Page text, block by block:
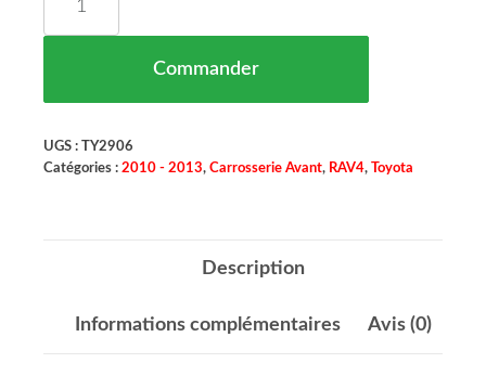
Commander
UGS : TY2906
Catégories : 2010 - 2013, Carrosserie Avant, RAV4, Toyota
Description
Informations complémentaires Avis (0)